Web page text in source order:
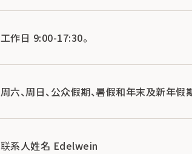
工作日 9:00-17:30。
周六、周日、公众假期、暑假和年末及新年假
联系人姓名 Edelwein